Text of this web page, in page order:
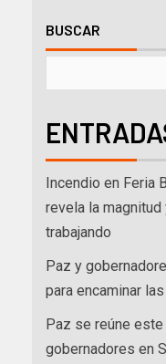
BUSCAR
Incendio en Feria
revela la
trabajando
Paz y
para encaminar
Paz se reúne
gobernadores en